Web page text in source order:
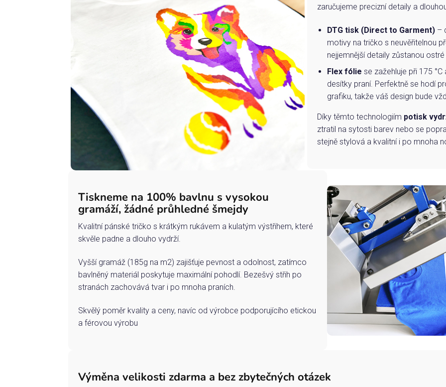
zaručujeme precizní detaily a
DTG tisk (Direct to Garment)–
motivy na tričko s neuvěřitelnou
nejjemnější detaily zůstanou
Flex fólie se zažehluje při 175
desítky praní. Perfektně se hodí
grafiku, takže váš design bude
Díky těmto technologiím potisk
ztratil na sytosti barev nebo se
stejně stylová a kvalitní i po mnoha
Tiskneme na 100% bavlnu s vysokou
gramáží, žádné průhledné šmejdy
Kvalitní pánské tričko s krátkým rukávem a kulatým výstřihem, které
skvěle padne a dlouho vydrží.
Vyšší gramáž (185g na m2) zajišťuje pevnost a odolnost, zatímco
bavlněný materiál poskytuje maximální pohodlí. Bezešvý střih po
stranách zachovává tvar i po mnoha praních.
Skvělý poměr kvality a ceny, navíc od výrobce podporujícího etickou
a férovou výrobu
Výměna velikosti zdarma a bez zbytečných otázek